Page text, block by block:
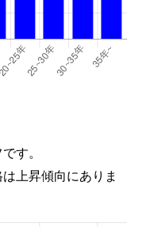
す。
上昇傾向にありま